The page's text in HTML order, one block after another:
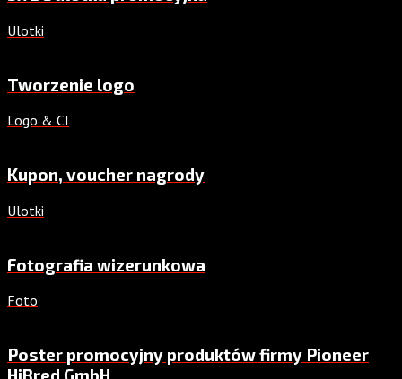
Ulotki
Tworzenie logo
Logo & CI
Kupon, voucher nagrody
Ulotki
Fotografia wizerunkowa
Foto
Poster promocyjny produktów firmy Pioneer